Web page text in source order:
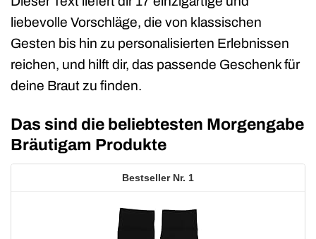
liebevolle Vorschläge, die von klassischen
Gesten bis hin zu personalisierten Erlebnissen
reichen, und hilft dir, das passende Geschenk für
deine Braut zu finden.
Das sind die beliebtesten Morgengabe
Bräutigam Produkte
1